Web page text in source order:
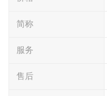
简称
服务
售后